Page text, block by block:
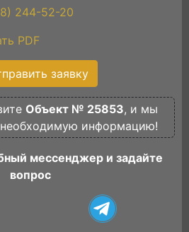
244-52-20
PDF
заявку
Объект № 25853, и мы
информацию!
мессенджер и задайте
вопрос